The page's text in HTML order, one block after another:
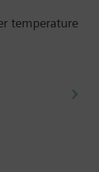
temperature